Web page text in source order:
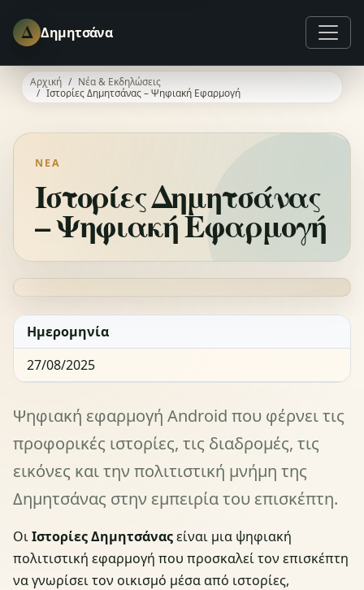
Δ Δημητσάνα
Αρχική
Νέα & Εκδηλώσεις
Ιστορίες Δημητσάνας – Ψηφιακή Εφαρμογή
ΝΈΑ
Ιστορίες Δημητσάνας
– Ψηφιακή Εφαρμογή
Ημερομηνία
27/08/2025
Ψηφιακή εφαρμογή Android που φέρνει τις
προφορικές ιστορίες, τις διαδρομές, τις
εικόνες και την πολιτιστική μνήμη της
Δημητσάνας στην εμπειρία του επισκέπτη.
ΟιΙστορίες Δημητσάναςείναι μια ψηφιακή
πολιτιστική εφαρμογή που προσκαλεί τον επισκέπτη
να γνωρίσει τον οικισμό μέσα από ιστορίες,